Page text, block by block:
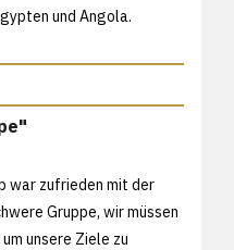
und Angola.
war zufrieden mit der
Gruppe, wir müssen
unsere Ziele zu